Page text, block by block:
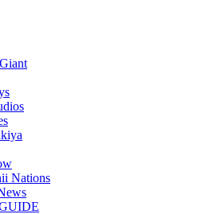
Nations